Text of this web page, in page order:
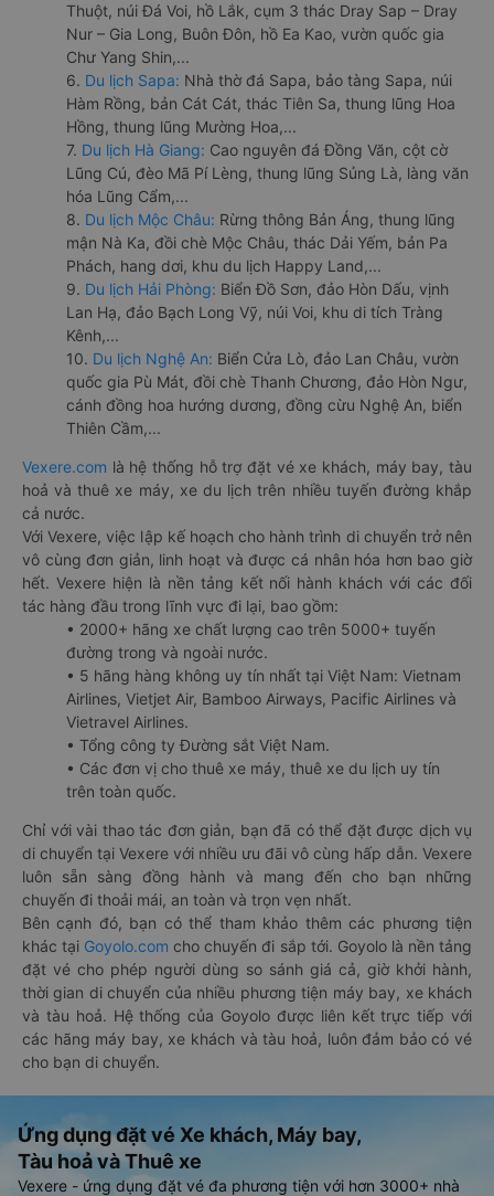
Thuột, núi Đá Voi, hồ Lắk, cụm 3 thác Dray Sap – Dray
Nur – Gia Long, Buôn Đôn, hồ Ea Kao, vườn quốc gia
Chư Yang Shin,...
6. Du lịch Sapa: Nhà thờ đá Sapa, bảo tàng Sapa, núi
Hàm Rồng, bản Cát Cát, thác Tiên Sa, thung lũng Hoa
Hồng, thung lũng Mường Hoa,...
7. Du lịch Hà Giang: Cao nguyên đá Đồng Văn, cột cờ
Lũng Cú, đèo Mã Pí Lèng, thung lũng Sủng Là, làng văn
hóa Lũng Cẩm,...
8. Du lịch Mộc Châu: Rừng thông Bản Áng, thung lũng
mận Nà Ka, đồi chè Mộc Châu, thác Dải Yếm, bản Pa
Phách, hang dơi, khu du lịch Happy Land,...
9. Du lịch Hải Phòng: Biển Đồ Sơn, đảo Hòn Dấu, vịnh
Lan Hạ, đảo Bạch Long Vỹ, núi Voi, khu di tích Tràng
Kênh,...
10. Du lịch Nghệ An: Biển Cửa Lò, đảo Lan Châu, vườn
quốc gia Pù Mát, đồi chè Thanh Chương, đảo Hòn Ngư,
cánh đồng hoa hướng dương, đồng cừu Nghệ An, biển
Thiên Cầm,...
Vexere.com là hệ thống hỗ trợ đặt vé xe khách, máy bay, tàu
hoả và thuê xe máy, xe du lịch trên nhiều tuyến đường khắp
cả nước.
Với Vexere, việc lập kế hoạch cho hành trình di chuyển trở nên
vô cùng đơn giản, linh hoạt và được cá nhân hóa hơn bao giờ
hết. Vexere hiện là nền tảng kết nối hành khách với các đối
tác hàng đầu trong lĩnh vực đi lại, bao gồm:
• 2000+ hãng xe chất lượng cao trên 5000+ tuyến
đường trong và ngoài nước.
• 5 hãng hàng không uy tín nhất tại Việt Nam: Vietnam
Airlines, Vietjet Air, Bamboo Airways, Pacific Airlines và
Vietravel Airlines.
• Tổng công ty Đường sắt Việt Nam.
• Các đơn vị cho thuê xe máy, thuê xe du lịch uy tín
trên toàn quốc.
Chỉ với vài thao tác đơn giản, bạn đã có thể đặt được dịch vụ
di chuyển tại Vexere với nhiều ưu đãi vô cùng hấp dẫn. Vexere
luôn sẵn sàng đồng hành và mang đến cho bạn những
chuyến đi thoải mái, an toàn và trọn vẹn nhất.
Bên cạnh đó, bạn có thể tham khảo thêm các phương tiện
khác tại Goyolo.com cho chuyến đi sắp tới. Goyolo là nền tảng
đặt vé cho phép người dùng so sánh giá cả, giờ khởi hành,
thời gian di chuyển của nhiều phương tiện máy bay, xe khách
và tàu hoả. Hệ thống của Goyolo được liên kết trực tiếp với
các hãng máy bay, xe khách và tàu hoả, luôn đảm bảo có vé
cho bạn di chuyển.
Ứng dụng đặt vé Xe khách, Máy bay,
Tàu hoả và Thuê xe
Vexere - ứng dụng đặt vé đa phương tiện với hơn 3000+ nhà